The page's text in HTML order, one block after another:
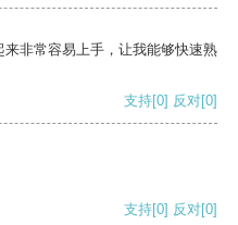
非常容易上手，让我能够快速熟
支持[0] 反对[0]
支持[0] 反对[0]